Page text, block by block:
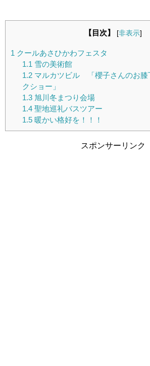
【目次】 [非表示]
1 クールあさひかわフェスタ
1.1 雪の美術館
1.2マルカツビル 「櫻子さんのお膝
クショー」
1.3旭川冬まつり会場
1.4聖地巡礼バスツアー
1.5暖かい格好を！！！
スポンサーリンク